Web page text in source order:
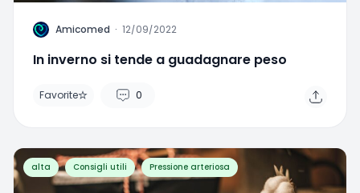
A Amicomed · 12/09/2022
In inverno si tende a guadagnare peso
Favorite 0
alta Consigli utili Pressione arteriosa